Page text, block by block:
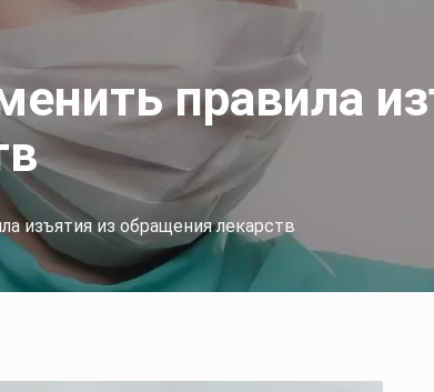
правила
изъятия из обращения лекарств